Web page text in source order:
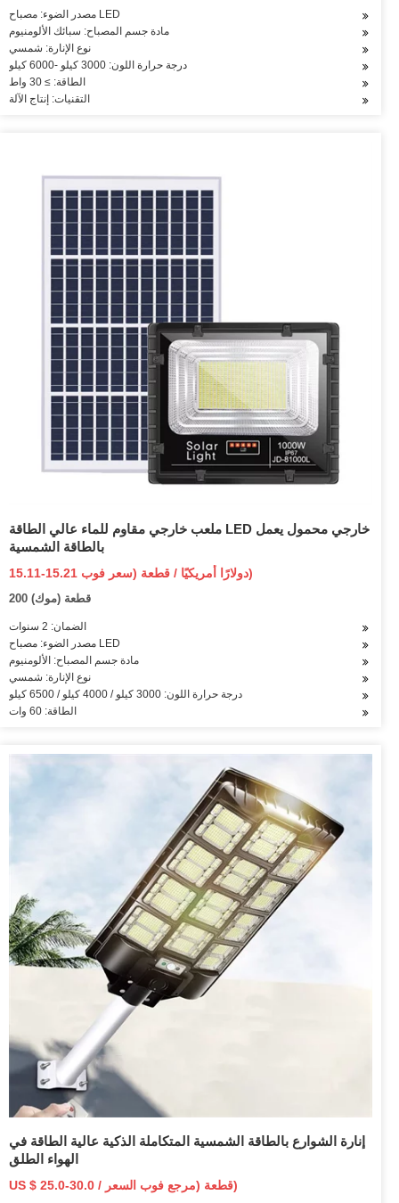
مصدر الضوء: مصباح LED
مادة جسم المصباح: سبائك الألومنيوم
نوع الإنارة: شمسي
درجة حرارة اللون: 3000 كيلو -6000 كيلو
الطاقة: ≥ 30 واط
التقنيات: إنتاج الآلة
ملعب خارجي مقاوم للماء عالي الطاقة LED خارجي محمول يعمل
بالطاقة الشمسية
15.11-15.21 دولارًا أمريكيًا / قطعة (سعر فوب)
200 قطعة (موك)
الضمان: 2 سنوات
مصدر الضوء: مصباح LED
مادة جسم المصباح: الألومنيوم
نوع الإنارة: شمسي
درجة حرارة اللون: 3000 كيلو / 4000 كيلو / 6500 كيلو
الطاقة: 60 وات
إنارة الشوارع بالطاقة الشمسية المتكاملة الذكية عالية الطاقة في
الهواء الطلق
US $ 25.0-30.0 / قطعة (مرجع فوب السعر)